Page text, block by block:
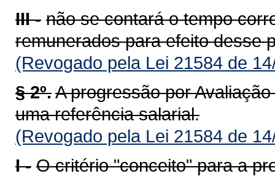
III - não se contará o tempo
remunerados para efeito desse
(Revogado pela Lei 21584 de
§ 2º.A progressão por
uma referência salarial.
(Revogado pela Lei 21584 de
I - O critério "conceito" para a